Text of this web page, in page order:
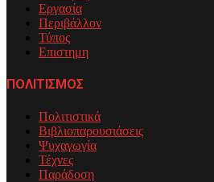
Εργασία
Περιβάλλον
Τύπος
Επιστημη
ΠΟΛΙΤΙΣΜΟΣ
Πολιτιστικά
Βιβλιοπαρουσιάσεις
Ψυχαγωγία
Τέχνες
Παράδοση